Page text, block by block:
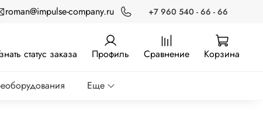
roman@impulse-company.ru +7 960 540 - 66 - 66
статус заказа Профиль Сравнение Корзина
Еще